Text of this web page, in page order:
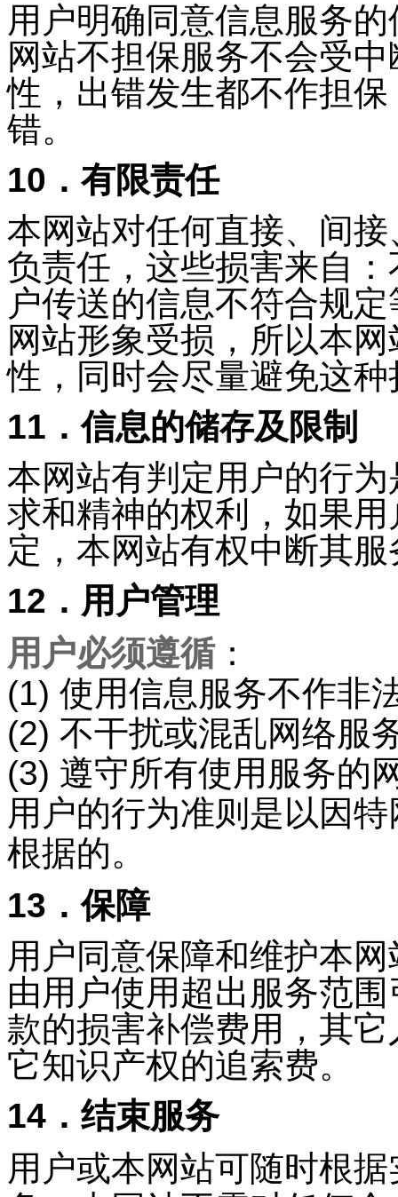
用户明确同意信息服务
网站不担保服务不会受
性，出错发生都不作担
错。
10．有限责任
本网站对任何直接、间
负责任，这些损害来自
户传送的信息不符合规
网站形象受损，所以本
性，同时会尽量避免这
11．信息的储存及限制
本网站有判定用户的行
求和精神的权利，如果
定，本网站有权中断其
12．用户管理
用户必须遵循：
(1) 使用信息服务不作非
(2) 不干扰或混乱网络服
(3) 遵守所有使用服务的
用户的行为准则是以因
根据的。
13．保障
用户同意保障和维护本
由用户使用超出服务范
款的损害补偿费用，其
它知识产权的追索费。
14．结束服务
用户或本网站可随时根